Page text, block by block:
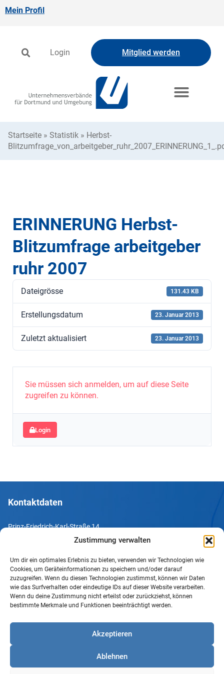
Zustimmung verwalten
Um dir ein optimales Erlebnis zu bieten, verwenden wir Technologien wie
Cookies, um Geräteinformationen zu speichern und/oder darauf
zuzugreifen. Wenn du diesen Technologien zustimmst, können wir Daten
wie das Surfverhalten oder eindeutige IDs auf dieser Website verarbeiten.
Wenn du deine Zustimmung nicht erteilst oder zurückziehst, können
bestimmte Merkmale und Funktionen beeinträchtigt werden.
Akzeptieren
Ablehnen
Mein Profil
Login Mitglied werden
Startseite » Statistik » Herbst-
ERINNERUNG Herbst-
Blitzumfrage arbeitgeber
ruhr 2007
Dateigrösse 131.43 KB
Erstellungsdatum 23. Januar 2013
Zuletzt aktualisiert 23. Januar 2013
Sie müssen sich anmelden, um auf diese Seite
zugreifen zu können.
Login
Kontaktdaten
Prinz-Friedrich-Karl-Straße 14
Tel. +49 231 952052-10
Fax +49 231 952052-60
e-Mail info@uv-do.de
Internet www.uv-do.de
Impressum